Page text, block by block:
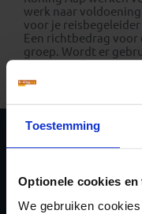
Toestemming
Optionele cookies
We gebruiken
werk naar
voor je reisbegeleider
Een richtbedrag voor
groep. Wordt er
dan is een fooi van 5
richtbedrag.
Schrijf